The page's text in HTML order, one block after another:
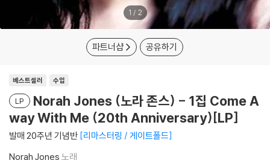
1 / 2
파트너샵 공유하기
베스트셀러 수입
LP
Norah Jones (노라 존스) - 1집 Come A
way With Me (20th Anniversary)[LP]
발매 20주년 기념반 리마스터링 / 게이트폴드
Norah Jones 노래